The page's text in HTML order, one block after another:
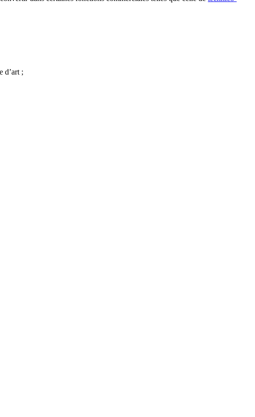
d’art ;